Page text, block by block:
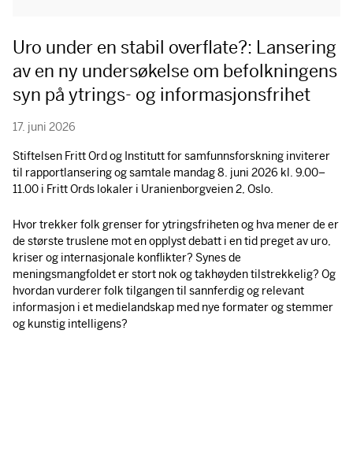
Uro under en stabil overflate?: Lansering
av en ny undersøkelse om befolkningens
syn på ytrings- og informasjonsfrihet
17. juni 2026
Stiftelsen Fritt Ord og Institutt for samfunnsforskning inviterer
til rapportlansering og samtale mandag 8. juni 2026 kl. 9.00–
11.00 i Fritt Ords lokaler i Uranienborgveien 2, Oslo.
Hvor trekker folk grenser for ytringsfriheten og hva mener de er
de største truslene mot en opplyst debatt i en tid preget av uro,
kriser og internasjonale konflikter? Synes de
meningsmangfoldet er stort nok og takhøyden tilstrekkelig? Og
hvordan vurderer folk tilgangen til sannferdig og relevant
informasjon i et medielandskap med nye formater og stemmer
og kunstig intelligens?